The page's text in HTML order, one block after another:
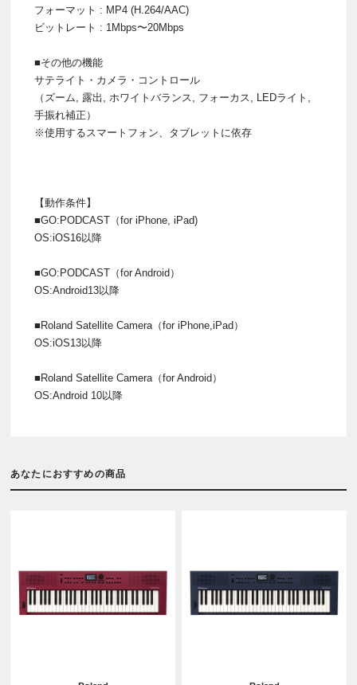
フォーマット : MP4 (H.264/AAC)
ビットレート : 1Mbps〜20Mbps
■その他の機能
サテライト・カメラ・コントロール
（ズーム, 露出, ホワイトバランス, フォーカス, LEDライト,
手振れ補正）
※使用するスマートフォン、タブレットに依存
【動作条件】
■GO:PODCAST（for iPhone, iPad)
OS:iOS16以降
■GO:PODCAST（for Android）
OS:Android13以降
■Roland Satellite Camera（for iPhone,iPad）
OS:iOS13以降
■Roland Satellite Camera（for Android）
OS:Android 10以降
あなたにおすすめの商品